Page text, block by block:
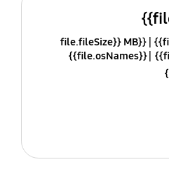
{{file.fileSize}} MB
{{file.osNames}}